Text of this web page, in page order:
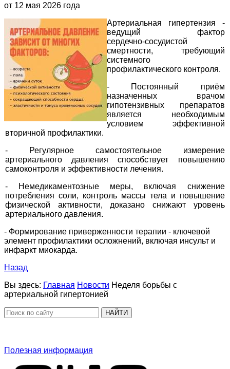
от 12 мая 2026 года
Артериальная гипертензия -
ведущий фактор
сердечно‑сосудистой
смертности, требующий
системного
профилактического контроля.
- Постоянный приём
назначенных врачом
гипотензивных препаратов
является необходимым
условием эффективной
вторичной профилактики.
- Регулярное самостоятельное измерение
артериального давления способствует повышению
самоконтроля и эффективности лечения.
- Немедикаментозные меры, включая снижение
потребления соли, контроль массы тела и повышение
физической активности, доказано снижают уровень
артериального давления.
- Формирование приверженности терапии - ключевой
элемент профилактики осложнений, включая инсульт и
инфаркт миокарда.
Назад
Вы здесь: Главная Новости Неделя борьбы с
артериальной гипертонией
НАЙТИ
Полезная информация